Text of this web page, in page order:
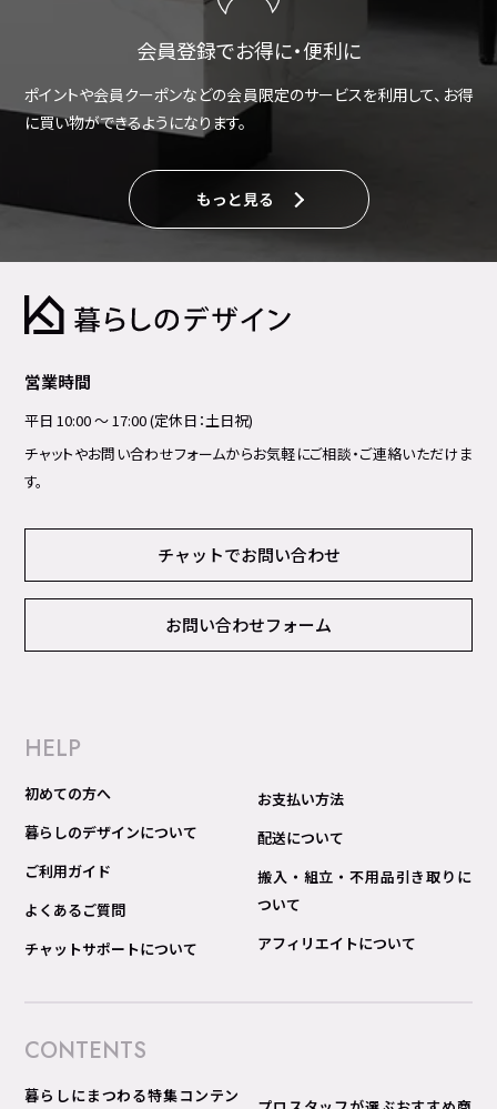
会員登録でお得に・便利に
ポイントや会員クーポンなどの会員限定のサービスを利用して、お得
に買い物ができるようになります。
もっと見る
営業時間
平日 10:00 ～ 17:00 (定休日：土日祝)
チャットやお問い合わせフォームからお気軽にご相談・ご連絡いただけま
す。
チャットでお問い合わせ
お問い合わせフォーム
HELP
初めての方へ
暮らしのデザインについて
ご利用ガイド
よくあるご質問
チャットサポートについて
お支払い方法
配送について
搬入・組立・不用品引き取りに
ついて
アフィリエイトについて
CONTENTS
暮らしにまつわる特集コンテン